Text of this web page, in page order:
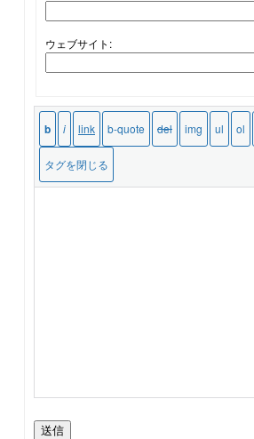
ウェブサイト:
送信